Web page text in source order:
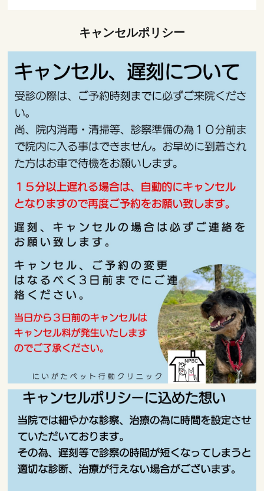
キャンセルポリシー